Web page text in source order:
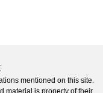
mentioned on this site.
material is property of their